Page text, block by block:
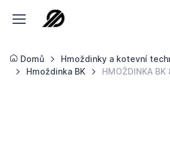
Domů Hmoždinky a kotevní
Hmoždinka BK
HMOŽDINKA